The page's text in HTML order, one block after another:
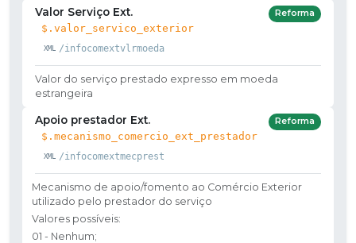
Valor Serviço Ext.
$.valor_servico_exterior
/infocomextvlrmoeda
Reforma
Valor do serviço prestado expresso em moeda
estrangeira
Apoio prestador Ext.
$.mecanismo_comercio_ext_prestador
/infocomextmecprest
Reforma
Mecanismo de apoio/fomento ao Comércio Exterior
utilizado pelo prestador do serviço
Valores possíveis:
01 - Nenhum;